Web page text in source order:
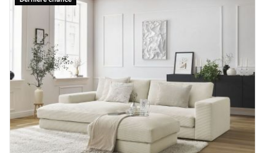
Facilité de paiements
Livraison
Aide et contact
Conseil sur mesure
Mieux nous connaître